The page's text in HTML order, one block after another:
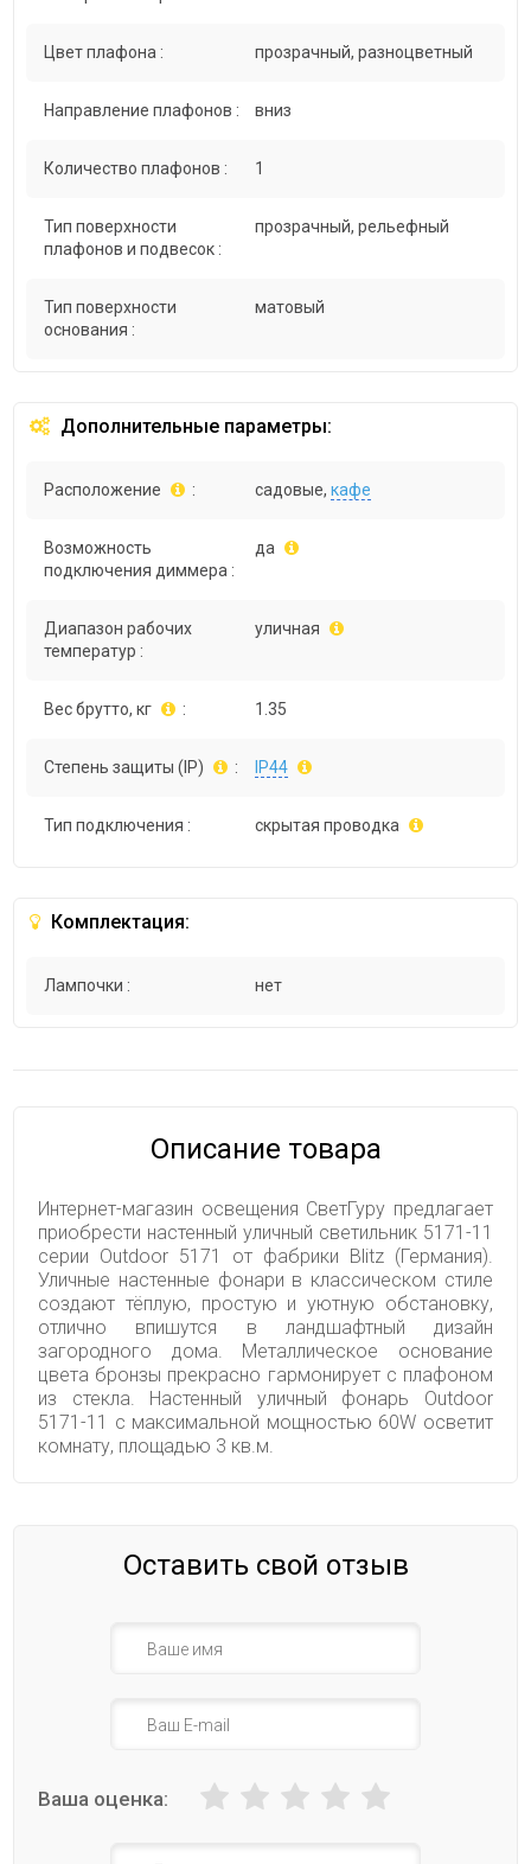
Цвет плафона : прозрачный, разноцветный
Направление плафонов : вниз
Количество плафонов : 1
Тип поверхности
плафонов и подвесок :
прозрачный, рельефный
Тип поверхности
основания :
матовый
Дополнительные параметры:
Расположение : садовые,кафе
Возможность
подключения диммера :
да
Диапазон рабочих
температур :
уличная
Вес брутто, кг : 1.35
Степень защиты (IP) : IP44
Тип подключения : скрытая проводка
Комплектация:
Лампочки : нет
Описание товара
Интернет-магазин освещения СветГуру предлагает
приобрести настенный уличный светильник 5171-11
серии Outdoor 5171 от фабрики Blitz (Германия).
Уличные настенные фонари в классическом стиле
создают тёплую, простую и уютную обстановку,
отлично впишутся в ландшафтный дизайн
загородного дома. Металлическое основание
цвета бронзы прекрасно гармонирует с плафоном
из стекла. Настенный уличный фонарь Outdoor
5171-11 с максимальной мощностью 60W осветит
комнату, площадью 3 кв.м.
Оставить свой отзыв
Ваша оценка: